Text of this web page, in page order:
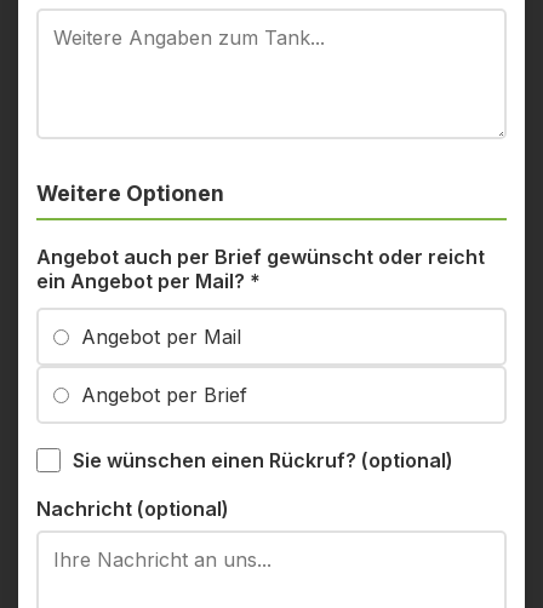
Weitere Optionen
Angebot auch per Brief gewünscht oder reicht
ein Angebot per Mail? *
Angebot per Mail
Angebot per Brief
Sie wünschen einen Rückruf? (optional)
Nachricht (optional)